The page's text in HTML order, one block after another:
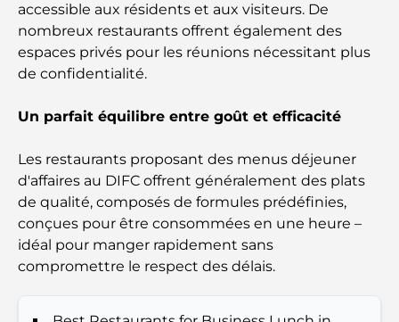
Les 7 meilleures salles de sport de Dubai Hills : le
de Palm Jumeirah
Découvrez les meilleurs petits-déjeuners de
Business Bay, à Dubaï.
Hôpitaux publics à Dubaï : des soins de santé
complets pour tous
accessible aux résidents et aux visiteurs. De
nombreux restaurants offrent également des
espaces privés pour les réunions nécessitant plus
de confidentialité.
Un parfait équilibre entre goût et efficacité
Les restaurants proposant des menus déjeuner
d'affaires au DIFC offrent généralement des plats
de qualité, composés de formules prédéfinies,
conçues pour être consommées en une heure –
idéal pour manger rapidement sans
compromettre le respect des délais.